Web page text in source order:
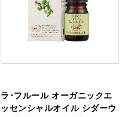
ラ･フルール オーガニックエ
ッセンシャルオイル シダーウ